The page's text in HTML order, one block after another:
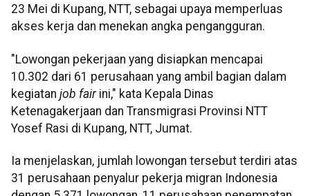
23 Mei di Kupang, NTT, sebagai upaya memperluas
akses kerja dan menekan angka pengangguran.
"Lowongan pekerjaan yang disiapkan mencapai
10.302 dari 61 perusahaan yang ambil bagian dalam
kegiatan job fairini," kata Kepala Dinas
Ketenagakerjaan dan Transmigrasi Provinsi NTT
Yosef Rasi di Kupang, NTT, Jumat.
Ia menjelaskan, jumlah lowongan tersebut terdiri atas
31 perusahaan penyalur pekerja migran Indonesia